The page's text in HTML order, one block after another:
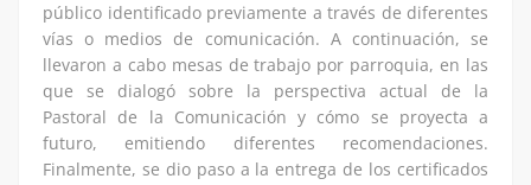
público identificado previamente a través de diferentes
vías o medios de comunicación. A continuación, se
llevaron a cabo mesas de trabajo por parroquia, en las
que se dialogó sobre la perspectiva actual de la
Pastoral de la Comunicación y cómo se proyecta a
futuro, emitiendo diferentes recomendaciones.
Finalmente, se dio paso a la entrega de los certificados